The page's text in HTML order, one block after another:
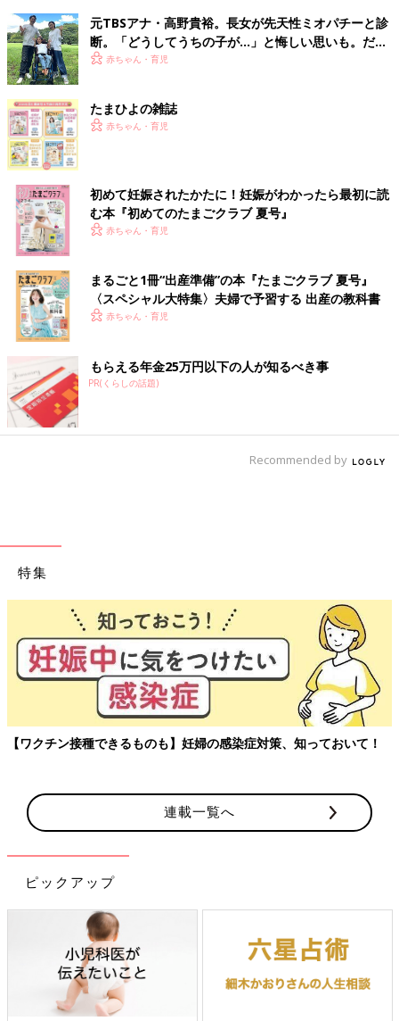
元TBSアナ・高野貴裕。長女が先天性ミオパチーと診
断。「どうしてうちの子が…」と悔しい思いも。だか
らこそ、娘との時間を全力で楽しみたい
赤ちゃん・育児
たまひよの雑誌
赤ちゃん・育児
初めて妊娠されたかたに！妊娠がわかったら最初に読
む本『初めてのたまごクラブ 夏号』
赤ちゃん・育児
まるごと1冊“出産準備”の本『たまごクラブ 夏号』
〈スペシャル大特集〉夫婦で予習する 出産の教科書
赤ちゃん・育児
もらえる年金25万円以下の人が知るべき事
PR(くらしの話題)
Recommended by
特集
【ワクチン接種できるものも】妊婦の感染症対策、知っておいて！
連載一覧へ
ピックアップ